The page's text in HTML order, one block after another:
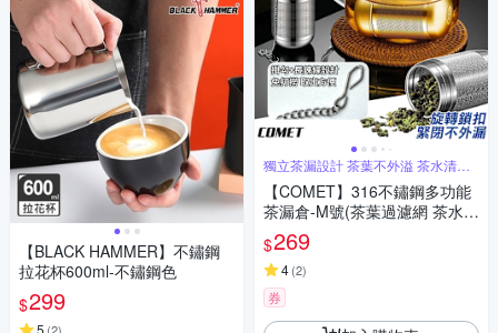
【BLACK HAMMER】不鏽鋼
拉花杯600ml-不鏽鋼色
$299
獨立茶漏設計 茶葉不外溢 茶水清澈
無渣
【COMET】316不鏽鋼多功能
茶漏倉-M號(茶葉過濾網 茶水分
離 濾網茶葉 過濾茶漏 濾茶器/C
L-001M)
$269
4(2)
券